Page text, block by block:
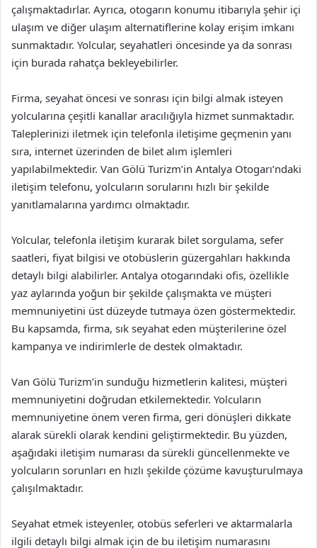
çalışmaktadırlar. Ayrıca, otogarın konumu itibarıyla şehir içi
ulaşım ve diğer ulaşım alternatiflerine kolay erişim imkanı
sunmaktadır. Yolcular, seyahatleri öncesinde ya da sonrası
için burada rahatça bekleyebilirler.
Firma, seyahat öncesi ve sonrası için bilgi almak isteyen
yolcularına çeşitli kanallar aracılığıyla hizmet sunmaktadır.
Taleplerinizi iletmek için telefonla iletişime geçmenin yanı
sıra, internet üzerinden de bilet alım işlemleri
yapılabilmektedir. Van Gölü Turizm’in Antalya Otogarı’ndaki
iletişim telefonu, yolcuların sorularını hızlı bir şekilde
yanıtlamalarına yardımcı olmaktadır.
Yolcular, telefonla iletişim kurarak bilet sorgulama, sefer
saatleri, fiyat bilgisi ve otobüslerin güzergahları hakkında
detaylı bilgi alabilirler. Antalya otogarındaki ofis, özellikle
yaz aylarında yoğun bir şekilde çalışmakta ve müşteri
memnuniyetini üst düzeyde tutmaya özen göstermektedir.
Bu kapsamda, firma, sık seyahat eden müşterilerine özel
kampanya ve indirimlerle de destek olmaktadır.
Van Gölü Turizm’in sunduğu hizmetlerin kalitesi, müşteri
memnuniyetini doğrudan etkilemektedir. Yolcuların
memnuniyetine önem veren firma, geri dönüşleri dikkate
alarak sürekli olarak kendini geliştirmektedir. Bu yüzden,
aşağıdaki iletişim numarası da sürekli güncellenmekte ve
yolcuların sorunları en hızlı şekilde çözüme kavuşturulmaya
çalışılmaktadır.
Seyahat etmek isteyenler, otobüs seferleri ve aktarmalarla
ilgili detaylı bilgi almak için de bu iletişim numarasını